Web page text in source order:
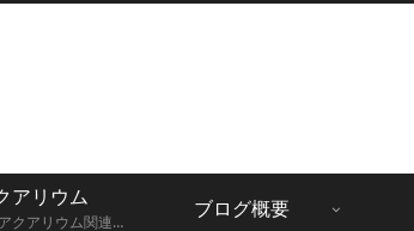
アリウム
当ブログのアクアリウム関連記事一覧になります。メダカ、グッピーなど。
ブログ概要